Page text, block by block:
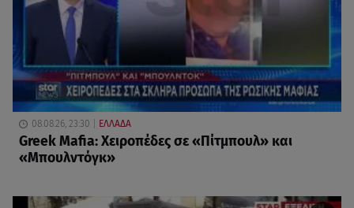
08.08.26, 23:30 ΕΛΛΑΔΑ
Greek Mafia: Χειροπέδες σε «Πίτμπουλ» και
«Μπουλντόγκ»